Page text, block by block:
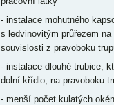
- instalace mohutného
s ledvinovitým průřezem
souvislosti z pravoboku
- instalace dlouhé trubice,
dolní křídlo, na pravoboku
- menší počet kulatých